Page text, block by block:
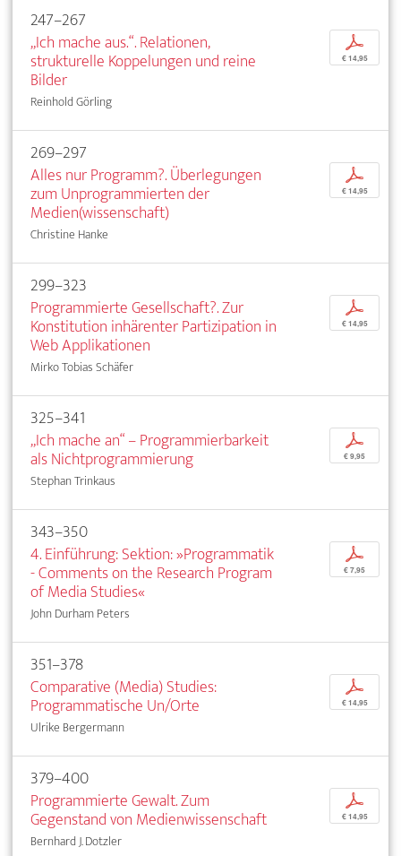
247–267
„Ich mache aus.“. Relationen,
strukturelle Koppelungen und reine
Bilder
Reinhold Görling
p
€ 14,95
269–297
Alles nur Programm?. Überlegungen
zum Unprogrammierten der
Medien(wissenschaft)
Christine Hanke
p
€ 14,95
299–323
Programmierte Gesellschaft?. Zur
Konstitution inhärenter Partizipation in
Web Applikationen
Mirko Tobias Schäfer
p
€ 14,95
325–341
„Ich mache an“ – Programmierbarkeit
als Nichtprogrammierung
Stephan Trinkaus
p
€ 9,95
343–350
4. Einführung: Sektion: »Programmatik
- Comments on the Research Program
of Media Studies«
John Durham Peters
p
€ 7,95
351–378
Comparative (Media) Studies:
Programmatische Un/Orte
Ulrike Bergermann
p
€ 14,95
379–400
Programmierte Gewalt. Zum
Gegenstand von Medienwissenschaft
Bernhard J. Dotzler
p
€ 14,95